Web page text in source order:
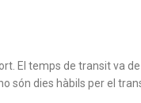
El temps de transit va
són dies hàbils per el